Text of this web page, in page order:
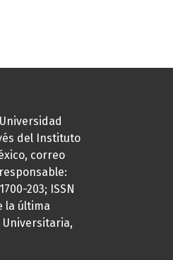
del Instituto
correo
203; ISSN
la última